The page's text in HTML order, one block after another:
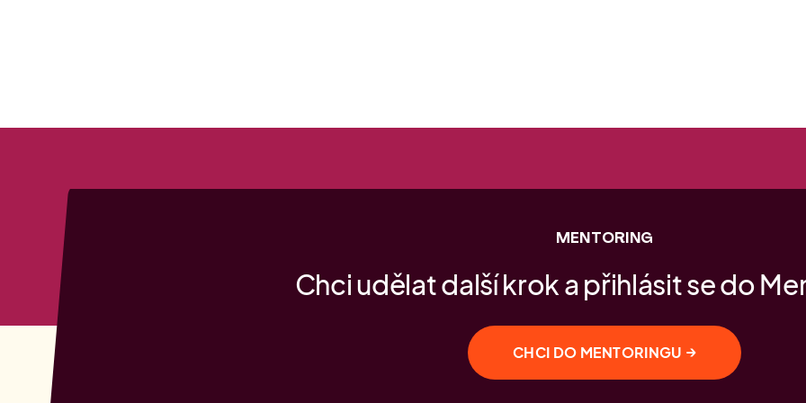
MENTORING
Chci udělat další krok a přihlásit se do
CHCI DO MENTORINGU →